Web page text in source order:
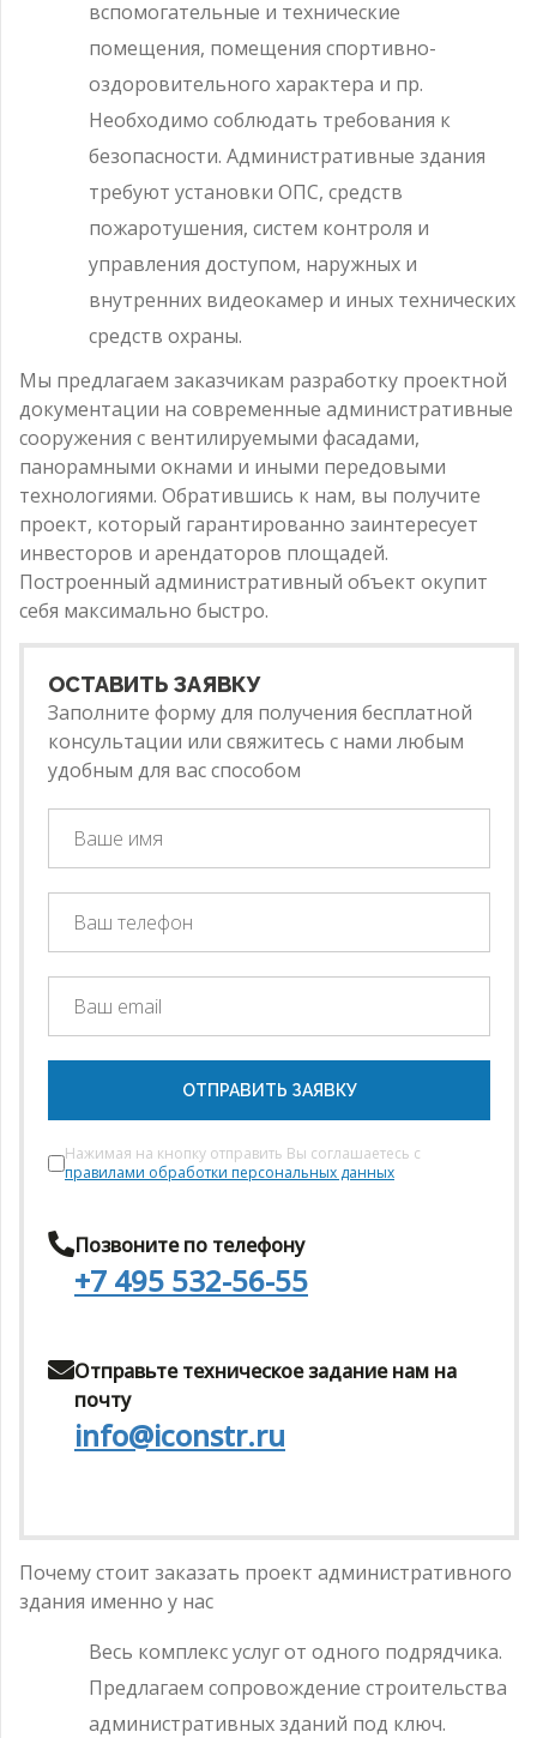
вспомогательные и технические
помещения, помещения спортивно-
оздоровительного характера и пр.
Необходимо соблюдать требования к
безопасности. Административные здания
требуют установки ОПС, средств
пожаротушения, систем контроля и
управления доступом, наружных и
внутренних видеокамер и иных технических
средств охраны.
Мы предлагаем заказчикам разработку проектной
документации на современные административные
сооружения с вентилируемыми фасадами,
панорамными окнами и иными передовыми
технологиями. Обратившись к нам, вы получите
проект, который гарантированно заинтересует
инвесторов и арендаторов площадей.
Построенный административный объект окупит
себя максимально быстро.
ОСТАВИТЬ ЗАЯВКУ
Заполните форму для получения бесплатной
консультации или свяжитесь с нами любым
удобным для вас способом
ОТПРАВИТЬ ЗАЯВКУ
Нажимая на кнопку отправить Вы соглашаетесь с
правилами обработки персональных данных
Позвоните по телефону
+7 495 532-56-55
Отправьте техническое задание нам на
почту
info@iconstr.ru
Почему стоит заказать проект административного
здания именно у нас
Весь комплекс услуг от одного подрядчика.
Предлагаем сопровождение строительства
административных зданий под ключ.